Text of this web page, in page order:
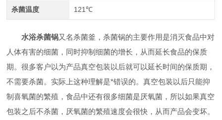
杀菌温度 121℃
水浴杀菌锅又名杀菌釜，杀菌锅的主要作用是消灭食品中对
人体有害的细菌，同时抑制细菌的增长，从而延长食品的保质
期。很多客户以为产品真空包装以后就可以延长时间的保质期，
不需要杀菌。实际上这种理解是*错误的。真空包装以后只能抑
制喜氧菌的繁殖，食品中还有很多细菌是厌氧菌，所以如果真空
包装之后不杀菌，厌氧菌的繁殖速度会很快，从而产品会变坏。